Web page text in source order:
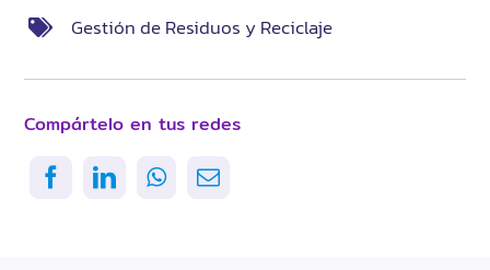
Gestión de Residuos y Reciclaje
Compártelo en tus redes